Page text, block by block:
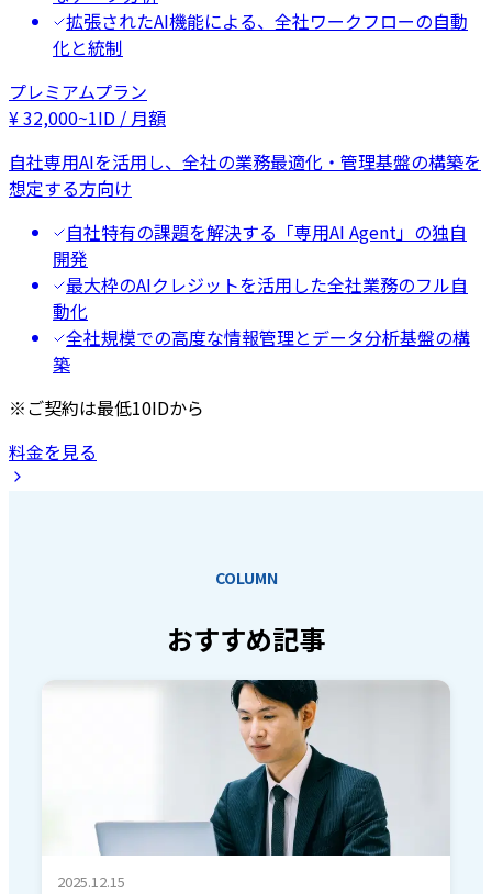
拡張されたAI機能による、全社ワークフローの自動
化と統制
プレミアムプラン
¥32,000~1ID / 月額
自社専用AIを活用し、全社の業務最適化・管理基盤の構築を
想定する方向け
自社特有の課題を解決する「専用AI Agent」の独自
開発
最大枠のAIクレジットを活用した全社業務のフル自
動化
全社規模での高度な情報管理とデータ分析基盤の構
築
※ご契約は最低10IDから
料金を見る
COLUMN
おすすめ記事
2025.12.15